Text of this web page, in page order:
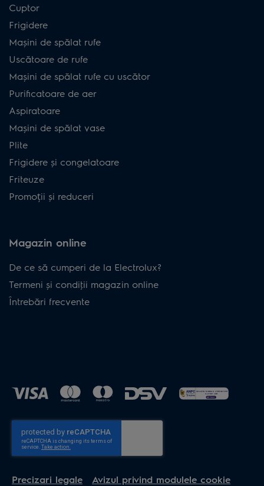
Cuptor
Frigidere
Mașini de spălat rufe
Uscătoare de rufe
Mașini de spălat rufe cu uscător
Purificatoare de aer
Aspiratoare
Mașini de spălat vase
Plite
Frigidere și congelatoare
Friteuze
Promoții și reduceri
Magazin online
De ce să cumperi de la Electrolux?
Termeni și condiţii magazin online
Întrebări frecvente
Precizari legale Avizul privind modulele cookie